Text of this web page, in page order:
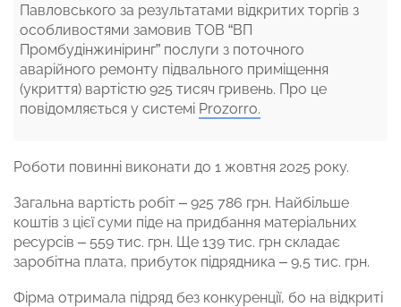
Павловського за результатами відкритих торгів з
особливостями замовив ТОВ “ВП
Промбудінжиніринг” послуги з поточного
аварійного ремонту підвального приміщення
(укриття) вартістю 925 тисяч гривень. Про це
повідомляється у системі Prozorro.
Роботи повинні виконати до 1 жовтня 2025 року.
Загальна вартість робіт – 925 786 грн. Найбільше
коштів з цієї суми піде на придбання матеріальних
ресурсів – 559 тис. грн. Ще 139 тис. грн складає
заробітна плата, прибуток підрядника – 9,5 тис. грн.
Фірма отримала підряд без конкуренції, бо на відкриті